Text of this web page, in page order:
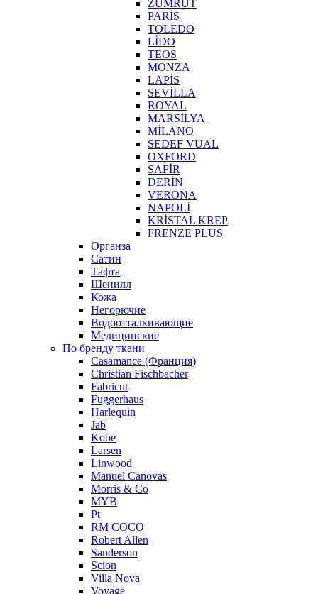
ZÜMRÜT
PARİS
TOLEDO
LİDO
TEOS
MONZA
LAPİS
SEVİLLA
ROYAL
MARSİLYA
MİLANO
SEDEF VUAL
OXFORD
SAFİR
DERİN
VERONA
NAPOLİ
KRİSTAL KREP
FRENZE PLUS
Органза
Сатин
Тафта
Шенилл
Кожа
Негорючие
Водоотталкивающие
Медицинские
По бренду ткани
Casamance (Франция)
Christian Fischbacher
Fabricut
Fuggerhaus
Harlequin
Jab
Kobe
Larsen
Linwood
Manuel Canovas
Morris & Co
MYB
Pt
RM COCO
Robert Allen
Sanderson
Scion
Villa Nova
Voyage